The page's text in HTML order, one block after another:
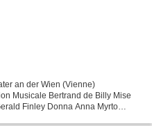
an der Wien (Vienne)
Musicale Bertrand de Billy Mise
Finley Donna Anna Myrto